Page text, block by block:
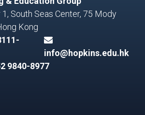
South Seas Center, 75 Mody
Kong
info@hopkins.edu.hk
9840-8977